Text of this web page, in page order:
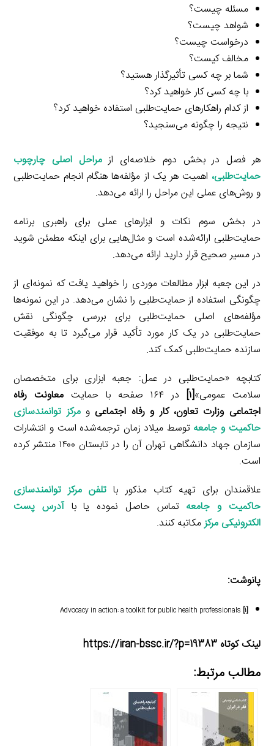
مسئله چیست؟
شواهد چیست؟
درخواست چیست؟
مخالف کیست؟
شما بر چه کسی تأثیرگذار هستید؟
با چه کسی کار خواهید کرد؟
از کدام راهکارهای حمایت‌طلبی استفاده خواهید کرد؟
نتیجه را چگونه می‌سنجید؟
هر فصل در بخش دوم خلاصه‌ای ازمراحل اصلی چارچوب
حمایت‌طلبی، اهمیت هر یک از مؤلفه‌ها هنگام انجام حمایت‌طلبی
و روش‌های عملی این مراحل را ارائه می‌دهد.
در بخش سوم نکات و ابزارهای عملی برای راهبری برنامه
حمایت‌طلبی ارائه‌شده است و مثال‌هایی برای اینکه مطمئن شوید
در مسیر صحیح قرار دارید ارائه می‌دهد.
در این جعبه ابزار مطالعات موردی را خواهید یافت که نمونه‌ای از
چگونگی استفاده از حمایت‌طلبی را نشان می‌دهد. در این نمونه‌ها
مؤلفه‌های اصلی حمایت‌طلبی برای بررسی چگونگی نقش
حمایت‌طلبی در یک کار مورد تأکید قرار می‌گیرد تا به موفقیت
سازنده حمایت‌طلبی کمک کند.
کتابچه «حمایت‌طلبی در عمل: جعبه ابزاری برای متخصصان
سلامت عمومی»[۱] در ۱۶۴ صفحه با حمایت
معاونت رفاه
اجتماعی وزارت تعاون، کار و رفاه اجتماعیومرکز توانمندسازی
حاکمیت و جامعه توسط میلاد زمان ترجمه‌شده است و انتشارات
سازمان جهاد دانشگاهی تهران آن را در تابستان ۱۴۰۰ منتشر کرده
است.
علاقمندان برای تهیه کتاب‌ مذکور با تلفن مرکز توانمندسازی
حاکمیت و جامعه تماس حاصل نموده یا با آدرس پست
الکترونیکی مرکزمکاتبه کنند.
پانوشت:
[۱]
لینک کوتاه https://iran-bssc.ir/?p=19383
مطالب مرتبط: